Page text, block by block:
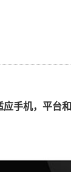
手机，平台